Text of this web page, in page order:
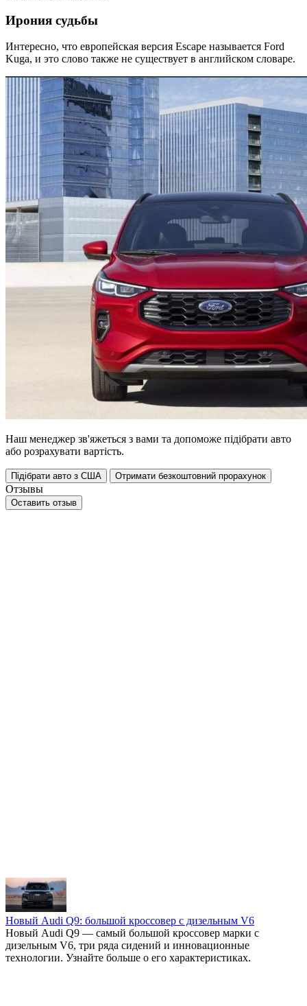
Ирония судьбы
Интересно, что европейская версия Escape называется Ford
Kuga, и это слово также не существует в английском словаре.
Наш менеджер зв'яжеться з вами та допоможе підібрати авто
або розрахувати вартість.
Підібрати авто з США Отримати безкоштовний прорахунок
Отзывы
Оставить отзыв
Тренды рынка
Опыт клиентов
Юридические аспекты
Ремонт и сертификация
Обзор авто из США
Новый Audi Q9: большой кроссовер с дизельным V6
Новый Audi Q9 — самый большой кроссовер марки с
дизельным V6, три ряда сидений и инновационные
технологии. Узнайте больше о его характеристиках.